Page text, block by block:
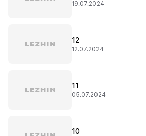
19.07.2024
12
12.07.2024
11
05.07.2024
10